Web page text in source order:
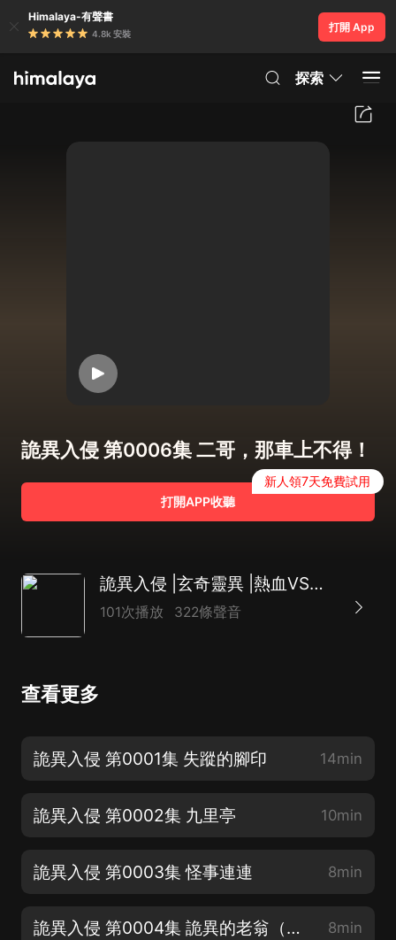
Himalaya-有聲書
4.8k 安裝
打開 App
探索
詭異入侵 第0006集 二哥，那車上不得！
打開APP收聽
新人領7天免費試用
詭異入侵 |玄奇靈異 |熱血VS詭異 |多人有聲劇
101次播放 322條聲音
查看更多
詭異入侵 第0001集 失蹤的腳印 14min
詭異入侵 第0002集 九里亭 10min
詭異入侵 第0003集 怪事連連 8min
詭異入侵 第0004集 詭異的老翁（上） 8min